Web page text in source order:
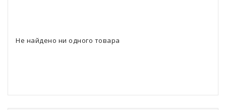
Не найдено ни одного товара